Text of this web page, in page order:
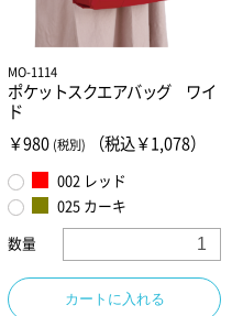
MO-1114
ポケットスクエアバッグ ワイ
ド
￥980 (税別) （税込￥1,078）
002 レッド
025 カーキ
数量
カートに入れる